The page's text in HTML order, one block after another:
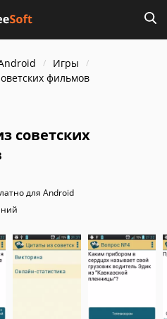
Игры
фильмов
советских
для Android